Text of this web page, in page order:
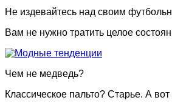
Не издевайтесь над своим
Вам не нужно тратить целое
Чем не медведь?
Классическое пальто? Старье. А